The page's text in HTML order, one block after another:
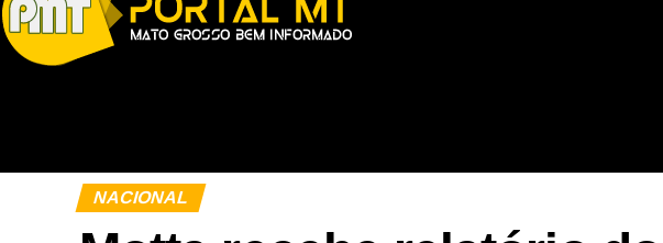
NACIONAL